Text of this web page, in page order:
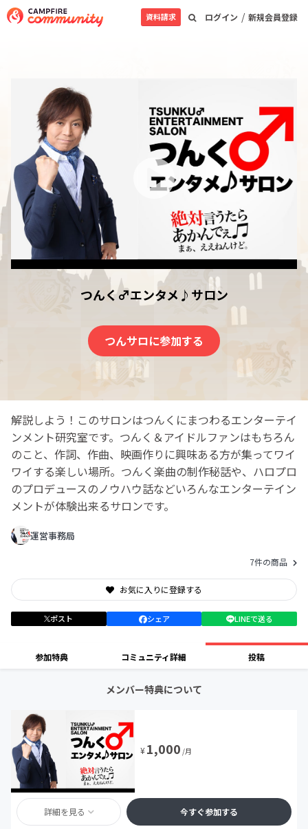
ログイン / 新規会員登録
資料請求
つんく♂エンタメ♪サロン
つんサロに参加する
解説しよう！このサロンはつんくにまつわるエンターテイ
ンメント研究室です。つんく＆アイドルファンはもちろん
のこと、作詞、作曲、映画作りに興味ある方が集ってワイ
ワイする楽しい場所。つんく楽曲の制作秘話や、ハロプロ
のプロデュースのノウハウ話などいろんなエンターテイン
メントが体験出来るサロンです。
運営事務局
7件の商品
お気に入りに登録する
ポスト シェア LINEで送る
参加特典 コミュニティ詳細 投稿
メンバー特典について
¥1,000 /月
詳細を見る 今すぐ参加する